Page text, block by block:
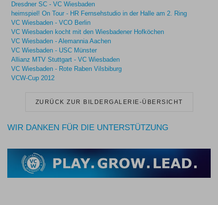
Dresdner SC - VC Wiesbaden
heimspiel! On Tour - HR Fernsehstudio in der Halle am 2. Ring
VC Wiesbaden - VCO Berlin
VC Wiesbaden kocht mit den Wiesbadener Hofköchen
VC Wiesbaden - Alemannia Aachen
VC Wiesbaden - USC Münster
Allianz MTV Stuttgart - VC Wiesbaden
VC Wiesbaden - Rote Raben Vilsbiburg
VCW-Cup 2012
ZURÜCK ZUR BILDERGALERIE-ÜBERSICHT
WIR DANKEN FÜR DIE UNTERSTÜTZUNG